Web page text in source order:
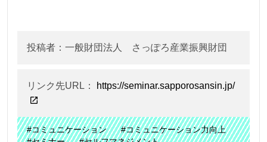
投稿者：一般財団法人 さっぽろ産業振興財団
リンク先URL： https://seminar.sapporosansin.jp/
#コミュニケーション
#コミュニケーション力向上